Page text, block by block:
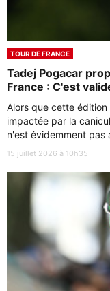
TOUR DE FRANCE
Tadej Pogacar
France : C'est
Alors que cette
impactée par la
n'est évidemment pas
15 juillet 2026 à 10h35